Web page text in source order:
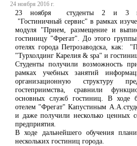
24 ноября 2016 г.
23 ноября студенты 2 и 3
"Гостиничный сервис" в рамках
модуля "Прием, размещение и
гостиницу "Фрегат". До этого
отелях города Петрозаводска, как:
"Турхолдинг Карелия & spa" и
Студенты получили возможность
рамках учебных занятий
организационную структуру
гостеприимства, сравнили
основных служб гостиниц. В ходе
отелем "Фрегат" Капустиным
и даже получили несколько ценных
предприятия.
В ходе дальнейшего обучения
нескольких гостиниц города.